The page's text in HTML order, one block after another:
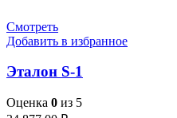
Смотреть
Добавить в избранное
Эталон S-1
Оценка 0 из 5